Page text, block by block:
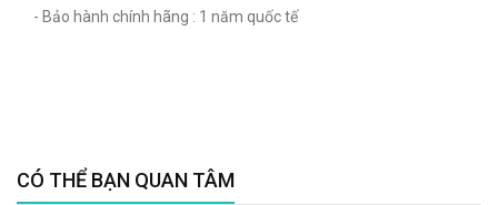
- Bảo hành chính hãng : 1 năm quốc tế
CÓ THỂ BẠN QUAN TÂM